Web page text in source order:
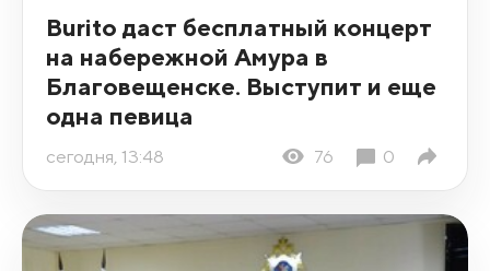
Burito даст бесплатный концерт
на набережной Амура в
Благовещенске. Выступит и еще
одна певица
сегодня, 13:48 76 0